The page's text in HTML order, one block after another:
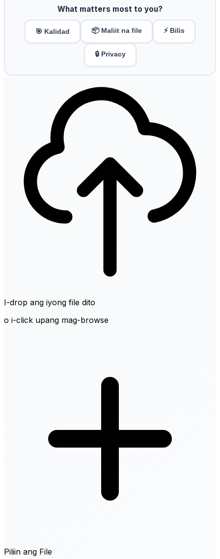
What matters most to you?
🎯 Kalidad 📦 Maliit na file ⚡ Bilis
🔒 Privacy
I-drop ang iyong file dito
o i-click upang mag-browse
Piliin ang File